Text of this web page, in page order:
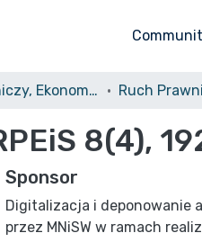
Ruch Prawniczy, Ekonomiczny i Socjologiczny
8(4),
Sponsor
Digitalizacja i deponowanie
przez MNiSW w ramach